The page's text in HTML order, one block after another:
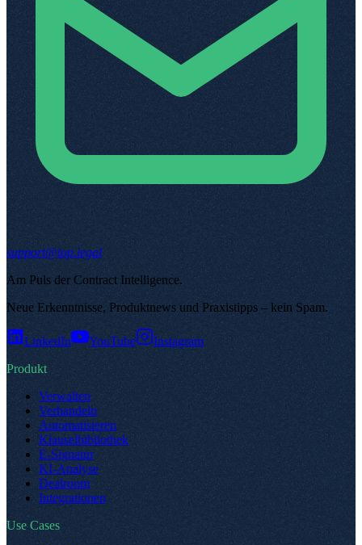
support@top.legal
Am Puls der Contract Intelligence.
Neue Erkenntnisse, Produktnews und Praxistipps – kein Spam.
LinkedIn YouTube
Instagram
Produkt
Verwalten
Verhandeln
Automatisieren
Klauselbibliothek
E-Signatur
KI-Analyse
Dealroom
Integrationen
Use Cases